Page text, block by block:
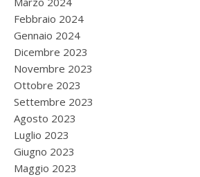
Febbraio 2024
Gennaio 2024
Dicembre 2023
Novembre 2023
Ottobre 2023
Settembre 2023
Agosto 2023
Luglio 2023
Giugno 2023
Maggio 2023